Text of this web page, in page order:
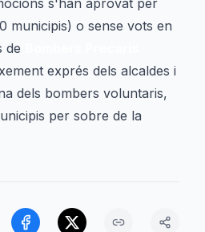
s'han aprovat per
municipis) o sense vots en
de
exprés dels alcaldes i
dels bombers voluntaris,
per sobre de la